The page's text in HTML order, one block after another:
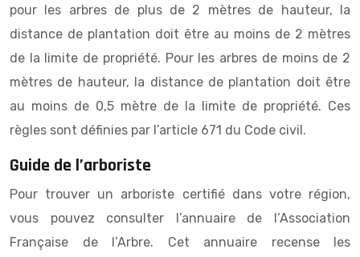
pour les arbres de plus de 2 mètres de hauteur, la
distance de plantation doit être au moins de 2 mètres
de la limite de propriété. Pour les arbres de moins de 2
mètres de hauteur, la distance de plantation doit être
au moins de 0,5 mètre de la limite de propriété. Ces
règles sont définies par l’article 671 du Code civil.
Guide de l’arboriste
Pour trouver un arboriste certifié dans votre région,
vous pouvez consulter l’annuaire de l’Association
Française de l’Arbre. Cet annuaire recense les